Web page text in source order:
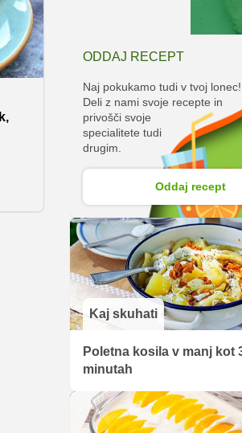
ODDAJ RECEPT
Naj pokukamo tudi v tvoj lonec!
Deli z nami svoje recepte in
privošči svoje
specialitete tudi
drugim.
Oddaj recept
Kaj skuhati
Poletna kosila v manj kot
minutah